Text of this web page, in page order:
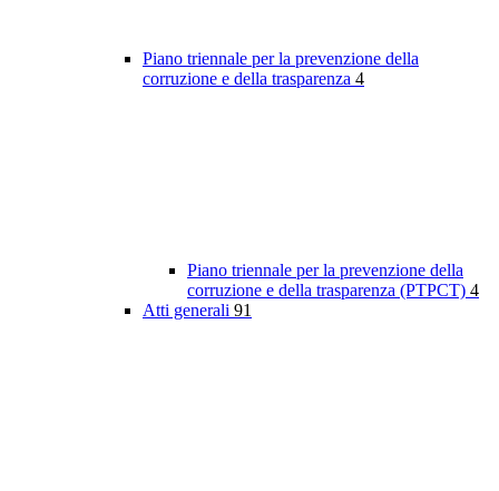
Piano triennale per la prevenzione della
corruzione e della trasparenza 4
Piano triennale per la prevenzione della
corruzione e della trasparenza (PTPCT) 4
Atti generali 91